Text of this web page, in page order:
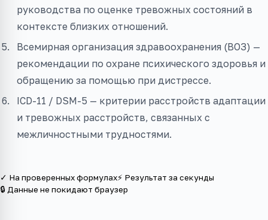
руководства по оценке тревожных состояний в
контексте близких отношений.
Всемирная организация здравоохранения (ВОЗ) —
рекомендации по охране психического здоровья и
обращению за помощью при дистрессе.
ICD-11 / DSM-5 — критерии расстройств адаптации
и тревожных расстройств, связанных с
межличностными трудностями.
✓ На проверенных формулах⚡ Результат за секунды
🔒 Данные не покидают браузер